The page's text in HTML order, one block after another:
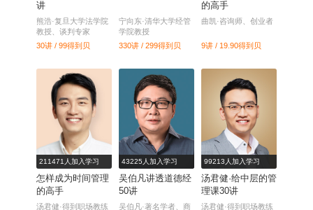
讲
熊浩·复旦大学法学院
教授、谈判专家
30讲 / 99得到贝
宁向东·清华大学经管
学院教授
330讲 / 299得到贝
的高手
曲凯·咨询师、创业者
9讲 / 19.90得到贝
211471人加入学习
怎样成为时间管理
的高手
汤君健·得到职场教练
43225人加入学习
吴伯凡讲透道德经
50讲
吴伯凡·著名学者、商
99213人加入学习
汤君健·给中层的管
理课30讲
汤君健·得到职场教练